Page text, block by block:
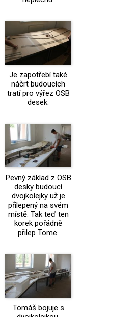
Je zapotřebí také
náčrt budoucích
tratí pro výřez OSB
desek.
Pevný základ z OSB
desky budoucí
dvojkolejky už je
přilepený na svém
místě. Tak teď ten
korek pořádně
přilep Tome.
Tomáš bojuje s